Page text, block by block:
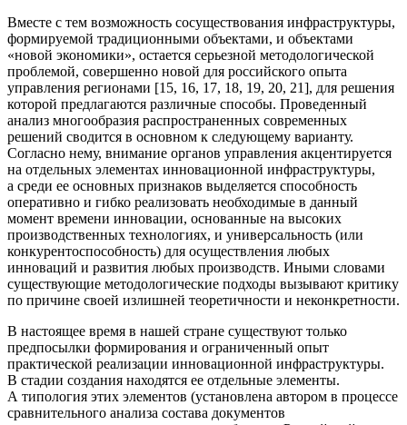
Вместе с тем возможность сосуществования инфраструктуры,
формируемой традиционными объектами, и объектами
«новой экономики», остается серьезной методологической
проблемой, совершенно новой для российского опыта
управления регионами [15, 16, 17, 18, 19, 20, 21], для решения
которой предлагаются различные способы. Проведенный
анализ многообразия распространенных современных
решений сводится в основном к следующему варианту.
Согласно нему, внимание органов управления акцентируется
на отдельных элементах инновационной инфраструктуры,
а среди ее основных признаков выделяется способность
оперативно и гибко реализовать необходимые в данный
момент времени инновации, основанные на высоких
производственных технологиях, и универсальность (или
конкурентоспособность) для осуществления любых
инноваций и развития любых производств. Иными словами
существующие методологические подходы вызывают критику
по причине своей излишней теоретичности и неконкретности.
В настоящее время в нашей стране существуют только
предпосылки формирования и ограниченный опыт
практической реализации инновационной инфраструктуры.
В стадии создания находятся ее отдельные элементы.
А типология этих элементов (установлена автором в процессе
сравнительного анализа состава документов